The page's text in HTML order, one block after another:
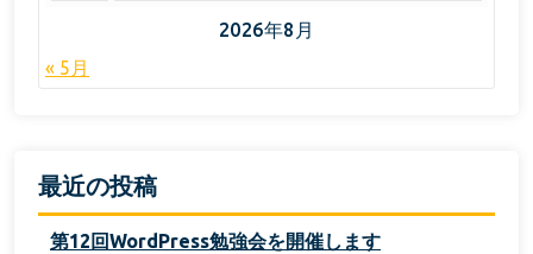
2026年8月
« 5月
最近の投稿
第12回WordPress勉強会を開催します